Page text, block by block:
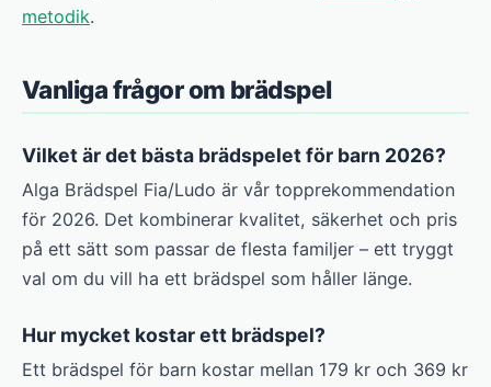
metodik.
Vanliga frågor om brädspel
Vilket är det bästa brädspelet för barn 2026?
Alga Brädspel Fia/Ludo är vår topprekommendation
för 2026. Det kombinerar kvalitet, säkerhet och pris
på ett sätt som passar de flesta familjer – ett tryggt
val om du vill ha ett brädspel som håller länge.
Hur mycket kostar ett brädspel?
Ett brädspel för barn kostar mellan 179 kr och 369 kr